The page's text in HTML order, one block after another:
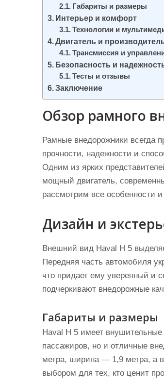
Габариты и размеры
Интерьер и комфорт
Технологии и
Двигатель и
Трансмиссия и
Безопасность и
Тесты и отзывы
Заключение
Обзор рамного
Рамные внедорожники всегда
прочности, надежности и
Одним из ярких
мощный двигатель,
рассмотрим все особенности
Дизайн и
Внешний вид Haval Н 5
Передняя часть автомобиля
что придает ему уверенный и
подчеркивают внедорожные
Габариты и размеры
Haval Н 5 имеет
пассажиров, но и отличные
метра, ширина — 1,9 метра, а
выбором для тех, кто ценит